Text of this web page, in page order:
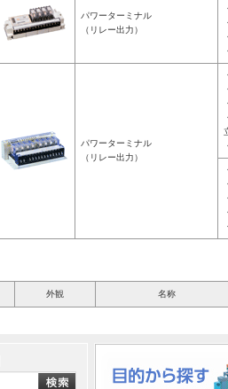
パワーターミナル
（リレー出力）
パワーターミナル
（リレー出力）
外観 名称